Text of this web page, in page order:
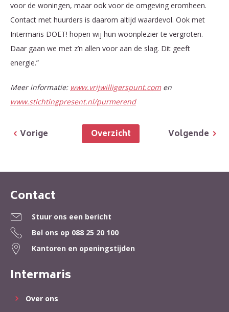
voor de woningen, maar ook voor de omgeving eromheen.
Contact met huurders is daarom altijd waardevol. Ook met
Intermaris DOET! hopen wij hun woonplezier te vergroten.
Daar gaan we met z’n allen voor aan de slag. Dit geeft
energie.”
Meer informatie: www.vrijwilligerspunt.comen
www.stichtingpresent.nl/purmerend
Volgende
Overzicht
Vorige
Contactinformatie
Contact
Stuur ons een bericht
Bel ons op 088 25 20 100
Kantoren en openingstijden
Intermaris
Over ons